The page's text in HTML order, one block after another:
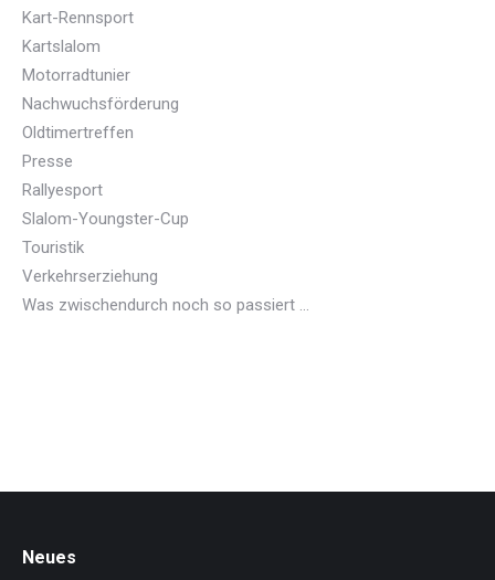
Kart-Rennsport
Kartslalom
Motorradtunier
Nachwuchsförderung
Oldtimertreffen
Presse
Rallyesport
Slalom-Youngster-Cup
Touristik
Verkehrserziehung
Was zwischendurch noch so passiert …
Neues